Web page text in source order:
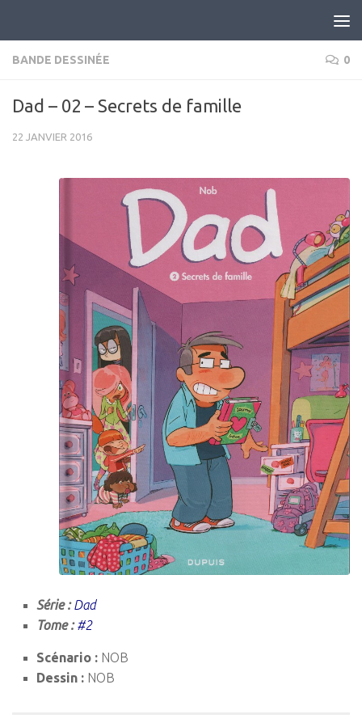
BANDE DESSINÉE 0
Dad – 02 – Secrets de famille
22 JANVIER 2016
Série : Dad
Tome :#2
Scénario : NOB
Dessin : NOB